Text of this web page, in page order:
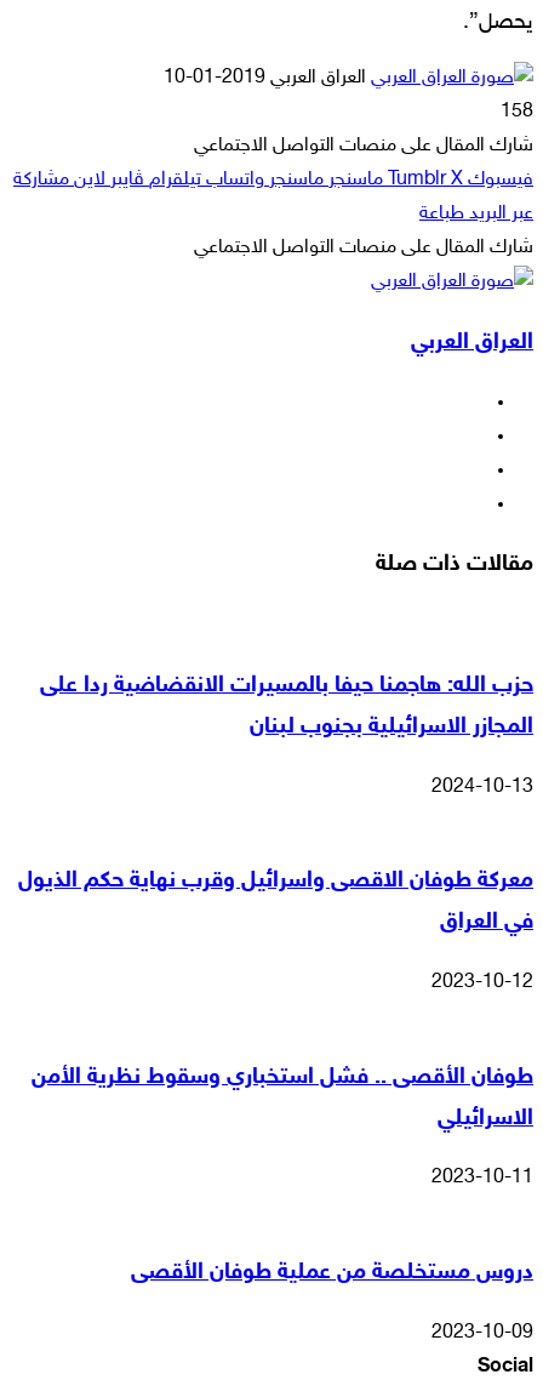
يحصل”.
العراق العربي أرسل
إلكترونيا
2019-01-10
158
شارك المقال على منصات التواصل الاجتماعي
فيسبوك ‫X ماسنجر ماسنجر واتساب تيلقرام ڤايبر لاين مشاركة
عبر البريد طباعة
شارك المقال على منصات التواصل الاجتماعي
فيسبوك
‫X
ماسنجر
ماسنجر
واتساب
تيلقرام
ڤايبر
لاين
مشاركة
البريد
طباعة
العراق العربي
مقالات ذات صلة
حزب الله: هاجمنا حيفا بالمسيرات الانقضاضية ردا على
المجازر الاسرائيلية بجنوب لبنان
2024-10-13
معركة طوفان الاقصى واسرائيل وقرب نهاية حكم الذيول
في العراق
2023-10-12
طوفان الأقصى .. فشل استخباري وسقوط نظرية الأمن
الاسرائيلي
2023-10-11
دروس مستخلصة من عملية طوفان الأقصى
2023-10-09
Social